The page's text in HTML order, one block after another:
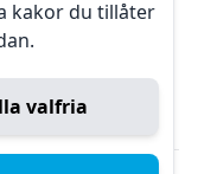
kakor du tillåter
valfria